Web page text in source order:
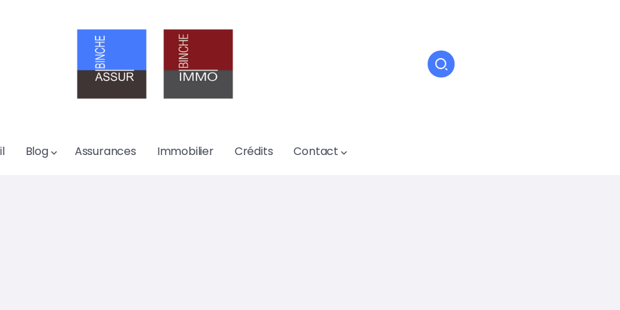
Blog Assurances Immobilier Crédits Contact